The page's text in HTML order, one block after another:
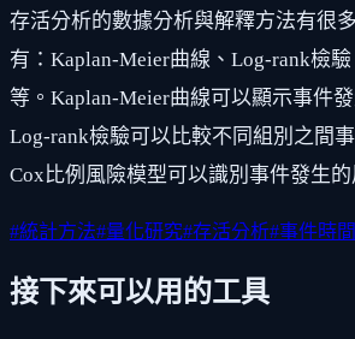
存活分析的數據分析與解釋方法有很
有：Kaplan-Meier曲線、Log-rank檢
等。Kaplan-Meier曲線可以顯示事件
Log-rank檢驗可以比較不同組別之間
Cox比例風險模型可以識別事件發生的
#統計方法#量化研究#存活分析#事件時間
接下來可以用的工具